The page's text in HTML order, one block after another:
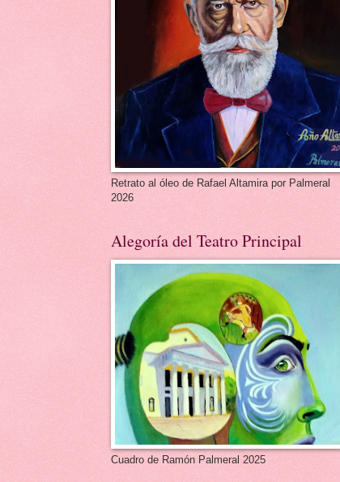
Retrato al óleo de Rafael Altamira por Palmeral
2026
Alegoría del Teatro Principal
Cuadro de Ramón Palmeral 2025